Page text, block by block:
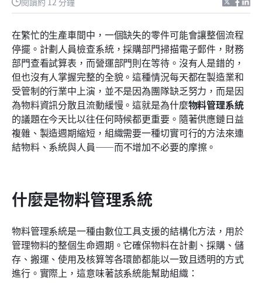
在繁忙的生產車間中，一個缺失的零件可能會讓整個流程
停擺。計劃人員檢查系統，採購部門掃描電子郵件，財務
部門查看試算表，而營運部門則在等待。沒有人是錯的，
但也沒有人掌握完整的全貌。這種情況每天都在製造業和
受管制的行業中上演，並不是因為團隊缺乏努力，而是因
為物料資訊分散且流動緩慢。這就是為什麼物料管理系統
的議題在今天比以往任何時候都更重要。隨著供應鏈日益
複雜、製造週期縮短，組織需要一種切實可行的方法來連
結物料、系統與人員——而不增加不必要的摩擦。
什麼是物料管理系統
物料管理系統是一種由數位工具支援的結構化方法，用於
管理物料的整個生命週期。它確保物料在計劃、採購、儲
存、搬運、使用及核算等各環節都能以一致且透明的方式
進行。實際上，這意味著該系統能幫助組織：
材料管理的種類
各行各業的物料管理系統最佳實務
MMS 缺口：沒有時的挑戰，有時的解決方案
Lark 如何協助團隊建立更緊密連結的物料管理系統
選擇合適的物料管理系統的6個步驟
物料管理 vs. 供應鏈管理 vs. 物流管理
常見問題
相關閱讀